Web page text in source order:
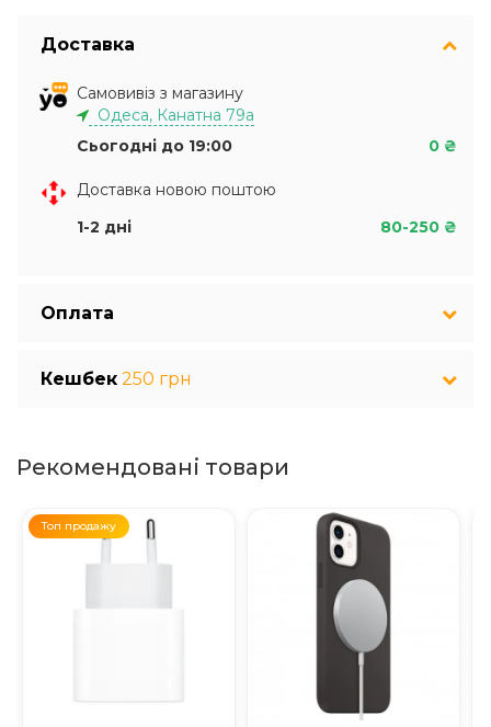
Доставка
Самовивіз з магазину
Одеса, Канатна 79а
Сьогодні до 19:00
0 ₴
Доставка новою поштою
1-2 дні
80-250 ₴
Оплата
Кешбек 250 грн
Рекомендовані товари
Топ продажу